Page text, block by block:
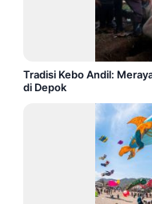
Tradisi Kebo Andil:
di Depok